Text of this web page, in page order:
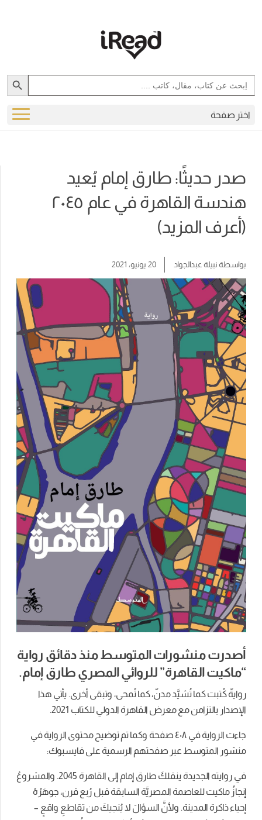
Search
for:
Search Button
اختر صفحة
صدر حديثًا: طارق إمام يُعيد
هندسة القاهرة في عام ٢٠٤٥
(أعرف المزيد)
بواسطةنبيلة عبدالجواد 20 يونيو، 2021
أصدرت منشورات المتوسط منذ دقائق رواية
“ماكيت القاهرة” للروائي المصري طارق إمام.
روايةٌ كُتبت كما تُشيَّد مدنٌ، كما تُمحى، وتبقى أخرى. يأتي هذا
الإصدار بالتزامن مع معرض القاهرة الدولي للكتاب 2021.
جاءت الرواية في ٤٠٨ صفحة وكما تم توضيح محتوى الرواية في
منشور المتوسط عبر صفحتهم الرسمية على فايسبوك:
في روايته الجديدة ينقلكَ طارق إمام إلى القاهرة 2045. والمشروعُ
إنجازُ ماكيت للعاصمة المصريَّة السابقة قبل رُبع قرن، جوهَرُهُ
إحياء ذاكرة المدينة. ولأنَّ السؤالَ لا يُنجيكَ من تقاطعِ واقعٍ –